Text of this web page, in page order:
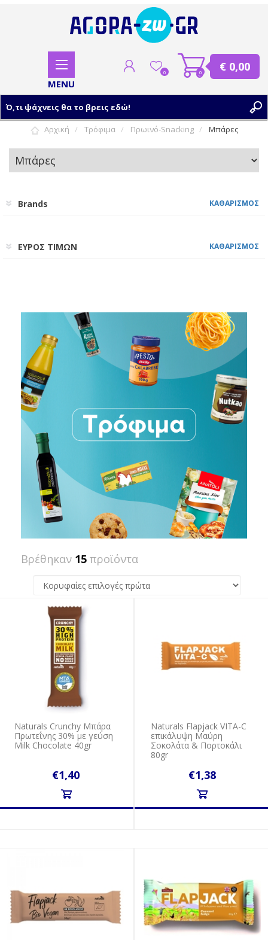
ΣΥΝΔΕΣΗ
0 0 € 0,00
Αρχική Τρόφιμα Πρωινό-Snacking Μπάρες
Brands ΚΑΘΑΡΙΣΜΟΣ
ΕΥΡΟΣ ΤΙΜΩΝ ΚΑΘΑΡΙΣΜΟΣ
Βρέθηκαν 15 προϊόντα
Naturals Crunchy Μπάρα
Πρωτεΐνης 30% με γεύση
Milk Chocolate 40gr
€1,40
Naturals Flapjack VITA-C
επικάλυψη Μαύρη
Σοκολάτα & Πορτοκάλι
80gr
€1,38